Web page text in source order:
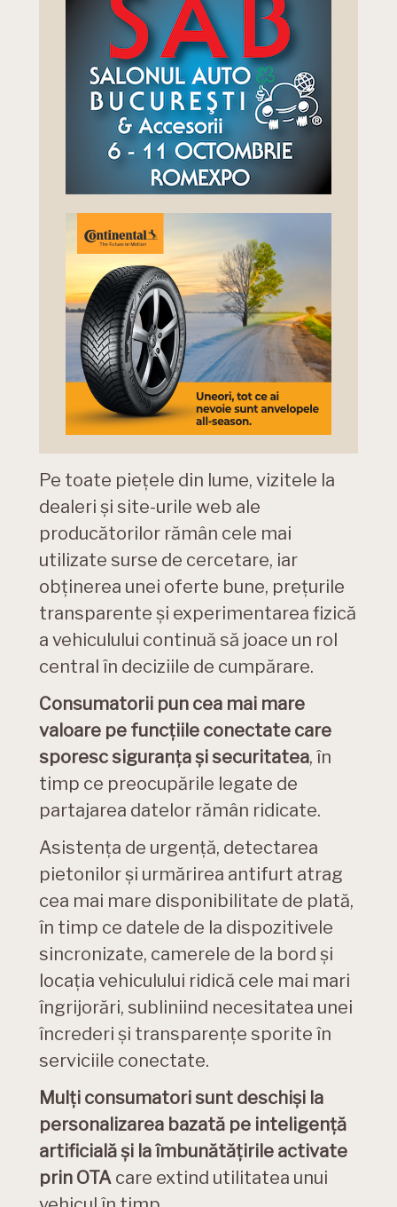
Pe toate piețele din lume, vizitele la
dealeri și site-urile web ale
producătorilor rămân cele mai
utilizate surse de cercetare, iar
obținerea unei oferte bune, prețurile
transparente și experimentarea fizică
a vehiculului continuă să joace un rol
central în deciziile de cumpărare.
Consumatorii pun cea mai mare
valoare pe funcțiile conectate care
sporesc siguranța și securitatea, în
timp ce preocupările legate de
partajarea datelor rămân ridicate.
Asistența de urgență, detectarea
pietonilor și urmărirea antifurt atrag
cea mai mare disponibilitate de plată,
în timp ce datele de la dispozitivele
sincronizate, camerele de la bord și
locația vehiculului ridică cele mai mari
îngrijorări, subliniind necesitatea unei
încrederi și transparențe sporite în
serviciile conectate.
Mulți consumatori sunt deschiși la
personalizarea bazată pe inteligență
artificială și la îmbunătățirile activate
prin OTA care extind utilitatea unui